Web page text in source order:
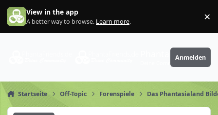
Zum Inhalt springen
View in the app
A better way to browse. Learn more. ×
PhantaFriends.de
Anmelden
Startseite Off-Topic Forenspiele Das Phantasialand